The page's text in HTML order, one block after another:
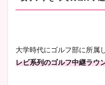
大学時代にゴルフ部に所属
レビ系列のゴルフ中継ラウ